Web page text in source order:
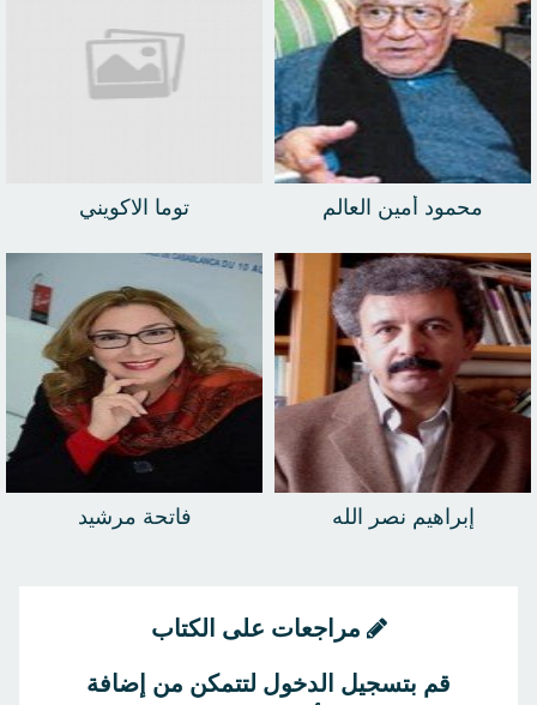
محمود أمين العالم توما الاكويني
إبراهيم نصر الله فاتحة مرشيد
مراجعات على الكتاب
قم بتسجيل الدخول لتتمكن من إضافة